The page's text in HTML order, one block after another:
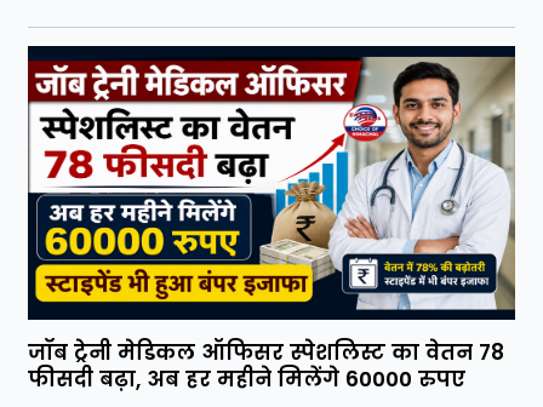
जॉब ट्रेनी मेडिकल ऑफिसर स्पेशलिस्ट का वेतन 78
फीसदी बढ़ा, अब हर महीने मिलेंगे 60000 रुपए